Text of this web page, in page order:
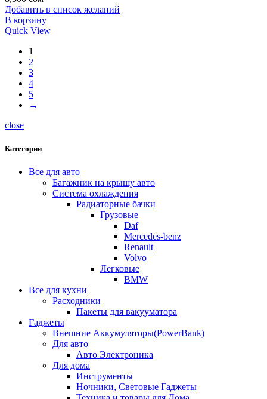
Добавить в список желаний
В корзину
Quick View
1
2
3
4
5
→
close
Категории
Все для авто
Багажник на крышу авто
Система охлаждения
Радиаторные бачки
Грузовые
Daf
Mercedes-benz
Renault
Volvo
Легковые
BMW
Все для кухни
Расходники
Пакеты для вакууматора
Гаджеты
Внешние Аккумуляторы(PowerBank)
Для авто
Авто Электроника
Для дома
Инструменты
Ночники, Световые Гаджеты